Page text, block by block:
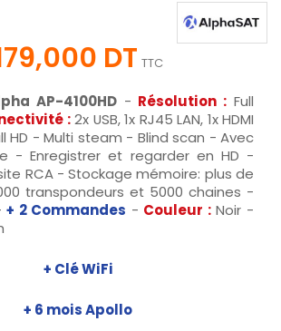
DT TTC
AP-4100HD- Résolution : Full
:2x USB, 1x RJ45 LAN, 1x HDMI
HD - Multi steam - Blind scan - Avec
- Enregistrer et regarder en HD -
RCA - Stockage mémoire: plus de
transpondeurs et 5000 chaines -
+ 2 Commandes - Couleur :Noir -
+ Clé WiFi
+ 6 mois Apollo